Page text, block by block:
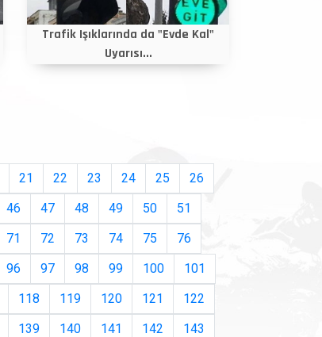
Trafik Işıklarında da "Evde Kal"
Uyarısı...
21 22 23 24 25
26
46 47 48 49 50
51
71 72 73 74 75
76
96 97 98 99 100
101
118 119 120 121
122
139 140 141 142
143